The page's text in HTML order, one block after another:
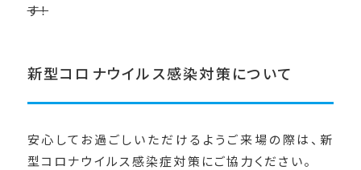
す！
新型コロナウイルス感染対策について
安心してお過ごしいただけるようご来場の際は、新
型コロナウイルス感染症対策にご協力ください。